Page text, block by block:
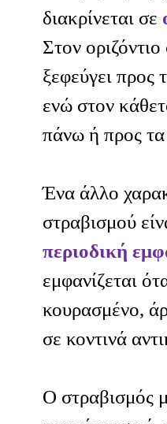
διακρίνεται σε
Στον
ξεφεύγει προς
ενώ στον
πάνω ή προς
Ένα άλλο
στραβισμού
περιοδική
εμφανίζεται
κουρασμένο,
σε κοντινά
Ο στραβισμός